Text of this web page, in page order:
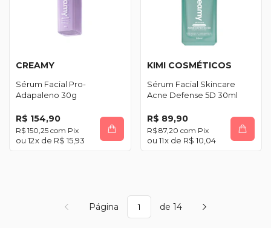
CREAMY
Sérum Facial Pro-
Adapaleno 30g
R$ 154,90
R$ 150,25 com Pix
12x de R$ 15,93
KIMI COSMÉTICOS
Sérum Facial Skincare
Acne Defense 5D 30ml
R$ 89,90
R$ 87,20 com Pix
11x de R$ 10,04
Página de 14